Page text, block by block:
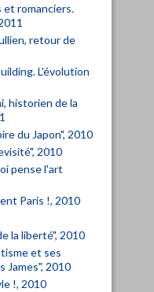
et romanciers.
retour de
L'évolution
historien de la
du Japon", 2010
2010
pense l'art
Paris !, 2010
la liberté", 2010
et ses
James", 2010
!, 2010